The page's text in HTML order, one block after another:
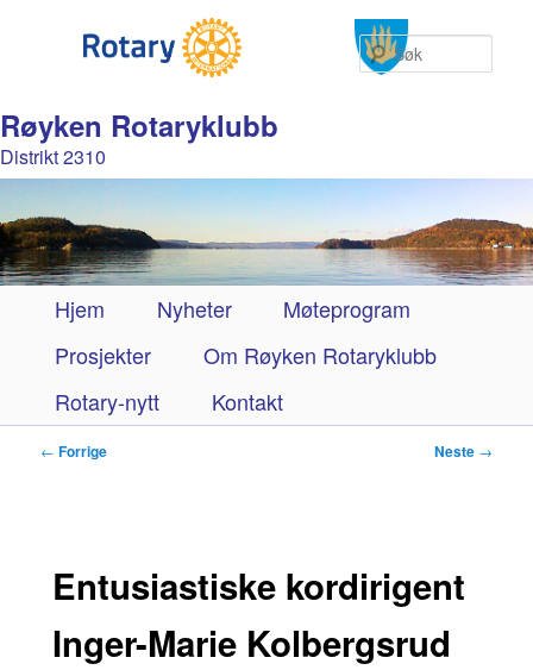
Røyken Rotaryklubb
Distrikt 2310
Søk
Hovedmeny
Gå
direkte
til
hovedinnholdet
Hjem Nyheter
Møteprogram
Prosjekter
Om Røyken Rotaryklubb
Rotary-nytt
Kontakt
Innleggsnavigasjon
← Forrige Neste →
Entusiastiske kordirigent
Inger-Marie Kolbergsrud